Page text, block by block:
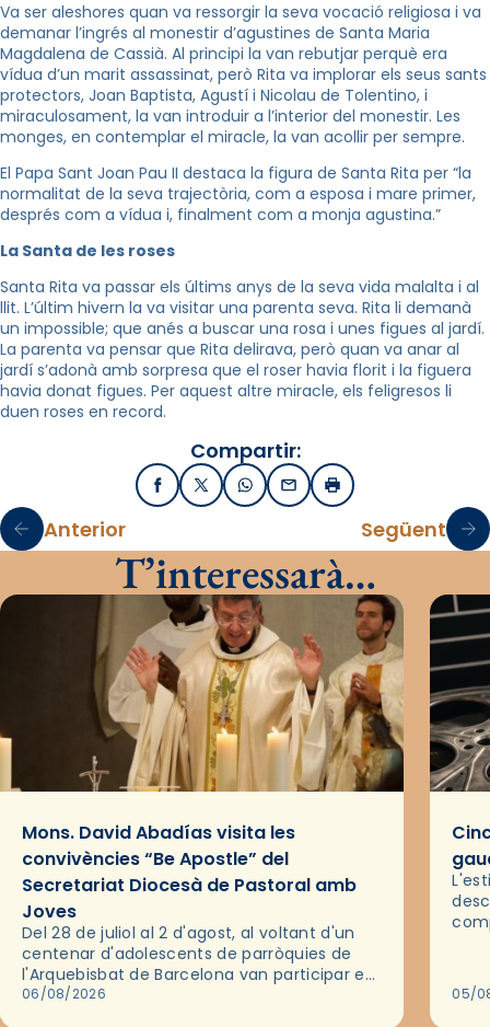
Va ser aleshores quan va ressorgir la seva vocació religiosa i va
demanar l’ingrés al monestir d’agustines de Santa Maria
Magdalena de Cassià. Al principi la van rebutjar perquè era
vídua d’un marit assassinat, però Rita va implorar els seus sants
protectors, Joan Baptista, Agustí i Nicolau de Tolentino, i
miraculosament, la van introduir a l’interior del monestir. Les
monges, en contemplar el miracle, la van acollir per sempre.
El Papa Sant Joan Pau II destaca la figura de Santa Rita per “la
normalitat de la seva trajectòria, com a esposa i mare primer,
després com a vídua i, finalment com a monja agustina.”
La Santa de les roses
Santa Rita va passar els últims anys de la seva vida malalta i al
llit. L’últim hivern la va visitar una parenta seva. Rita li demanà
un impossible; que anés a buscar una rosa i unes figues al jardí.
La parenta va pensar que Rita delirava, però quan va anar al
jardí s’adonà amb sorpresa que el roser havia florit i la figuera
havia donat figues. Per aquest altre miracle, els feligresos li
duen roses en record.
Compartir:
FacebookX / TwitterWhatsApp
EmailImprimir
Anterior Següent
T’interessarà…
Mons. David Abadías visita les
convivències “Be Apostle” del
Secretariat Diocesà de Pastoral amb
Joves
Del 28 de juliol al 2 d'agost, al voltant d'un
centenar d'adolescents de parròquies de
l'Arquebisbat de Barcelona van participar en
les convivències Be Apostle, organitzades
06/08/2026 05/